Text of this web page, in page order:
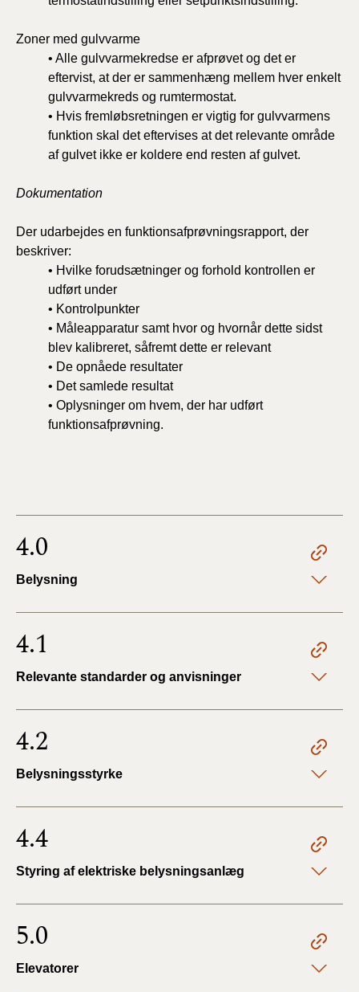
Zoner med gulvvarme
• Alle gulvvarmekredse er afprøvet og det er
eftervist, at der er sammenhæng mellem hver enkelt
gulvvarmekreds og rumtermostat.
• Hvis fremløbsretningen er vigtig for gulvvarmens
funktion skal det eftervises at det relevante område
af gulvet ikke er koldere end resten af gulvet.
Dokumentation
Der udarbejdes en funktionsafprøvningsrapport, der
beskriver:
• Hvilke forudsætninger og forhold kontrollen er
udført under
• Kontrolpunkter
• Måleapparatur samt hvor og hvornår dette sidst
blev kalibreret, såfremt dette er relevant
• De opnåede resultater
• Det samlede resultat
• Oplysninger om hvem, der har udført
funktionsafprøvning.
4.0
Belysning
4.1
Relevante standarder og anvisninger
4.2
Belysningsstyrke
4.4
Styring af elektriske belysningsanlæg
5.0
Elevatorer